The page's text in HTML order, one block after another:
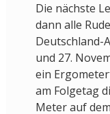
Die nächste
dann alle
Deutschland-
und 27.
ein
am Folgetag
Meter auf